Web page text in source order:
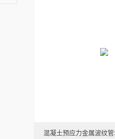
混凝土预应力金属波纹